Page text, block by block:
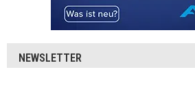
NEWSLETTER